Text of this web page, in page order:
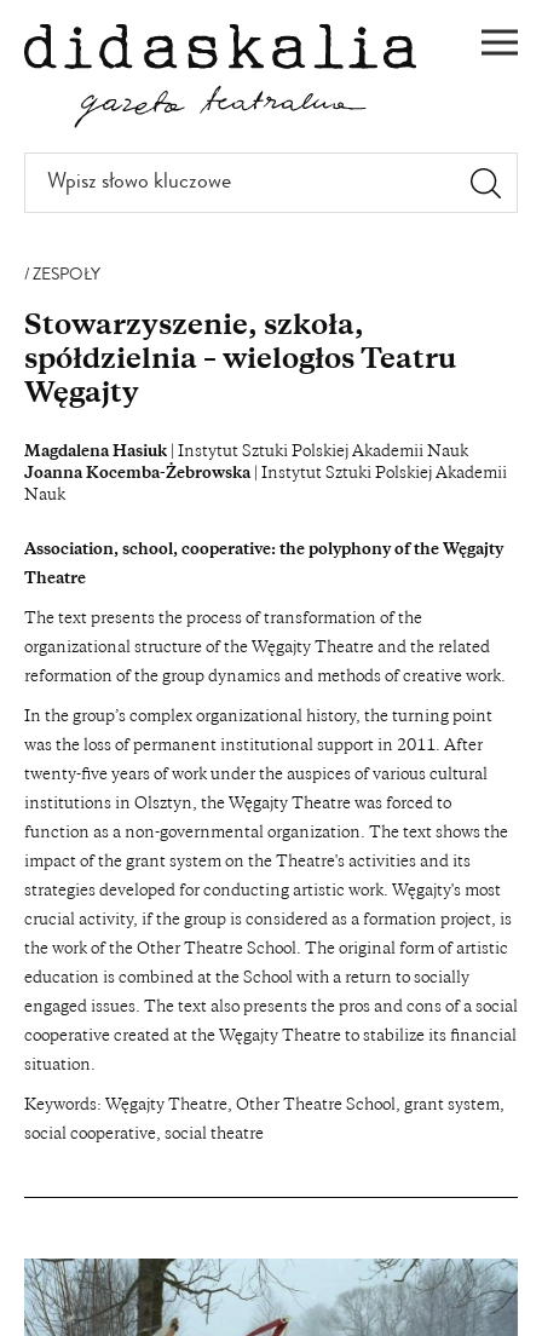
DO
TREŚCI
Wpisz
słowo
ZESPOŁY
Stowarzyszenie, szkoła,
spółdzielnia – wielogłos Teatru
Węgajty
Magdalena Hasiuk
| Instytut Sztuki Polskiej Akademii Nauk
Joanna Kocemba-Żebrowska
| Instytut Sztuki Polskiej Akademii
Nauk
Association, school, cooperative: the polyphony of the Węgajty
Theatre
The text presents the process of transformation of the
organizational structure of the Węgajty Theatre and the related
reformation of the group dynamics and methods of creative work.
In the group’s complex organizational history, the turning point
was the loss of permanent institutional support in 2011. After
twenty-five years of work under the auspices of various cultural
institutions in Olsztyn, the Węgajty Theatre was forced to
function as a non-governmental organization. The text shows the
impact of the grant system on the Theatre's activities and its
strategies developed for conducting artistic work. Węgajty's most
crucial activity, if the group is considered as a formation project, is
the work of the Other Theatre School. The original form of artistic
education is combined at the School with a return to socially
engaged issues. The text also presents the pros and cons of a social
cooperative created at the Węgajty Theatre to stabilize its financial
situation.
Keywords: Węgajty Theatre, Other Theatre School, grant system,
social cooperative, social theatre